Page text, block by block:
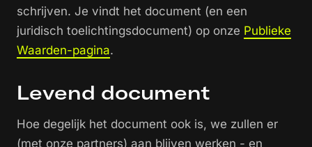
schrijven. Je vindt het document (en een
juridisch toelichtingsdocument) op onze Publieke
Waarden-pagina.
Levend document
Hoe degelijk het document ook is, we zullen er
(met onze partners) aan blijven werken - en